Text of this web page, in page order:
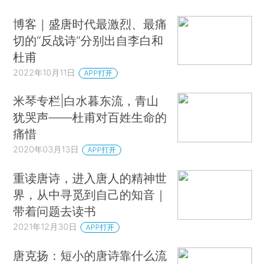
博客｜盛唐时代最激烈、最痛
切的“反战诗”分别出自李白和
杜甫
2022年10月11日 APP打开
米琴专栏|白水暮东流，青山
犹哭声——杜甫对百姓生命的
痛惜
2020年03月13日 APP打开
重读唐诗，进入唐人的精神世
界，从中寻觅到自己的知音｜
带着问题去读书
2021年12月30日 APP打开
唐克扬：短小的唐诗靠什么流